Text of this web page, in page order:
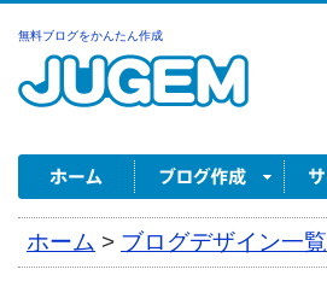
無料ブログをかんたん作成
ホーム > ブログデザイン一覧